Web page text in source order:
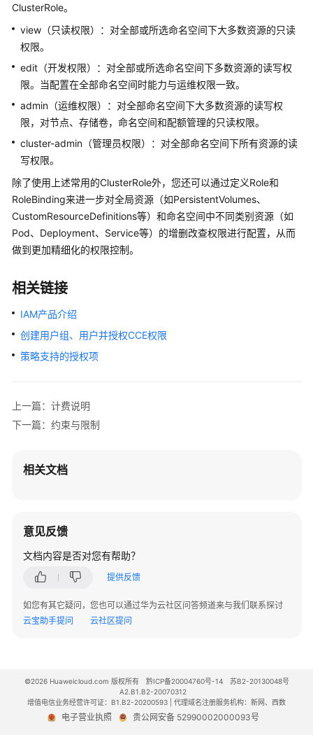
ClusterRole。
view（只读权限）：对全部或所选命名空间下大多数资源的只读
权限。
edit（开发权限）：对全部或所选命名空间下多数资源的读写权
限。当配置在全部命名空间时能力与运维权限一致。
admin（运维权限）：对全部命名空间下大多数资源的读写权
限，对节点、存储卷，命名空间和配额管理的只读权限。
cluster-admin（管理员权限）：对全部命名空间下所有资源的读
写权限。
除了使用上述常用的ClusterRole外，您还可以通过定义Role和
RoleBinding来进一步对全局资源（如PersistentVolumes、
CustomResourceDefinitions等）和命名空间中不同类别资源（如
Pod、Deployment、Service等）的增删改查权限进行配置，从而
做到更加精细化的权限控制。
相关链接
IAM产品介绍
创建用户组、用户并授权CCE权限
策略支持的授权项
上一篇：计费说明
下一篇：约束与限制
相关文档
意见反馈
文档内容是否对您有帮助？
提供反馈
如您有其它疑问，您也可以通过华为云社区问答频道来与我们联系探讨
云宝助手提问
云社区提问
©2026 Huaweicloud.com 版权所有 黔ICP备20004760号-14
苏B2-20130048号
A2.B1.B2-20070312
增值电信业务经营许可证：B1.B2-20200593 | 代理域名注册服务机构：新网、西数
电子营业执照 贵公网安备 52990002000093号